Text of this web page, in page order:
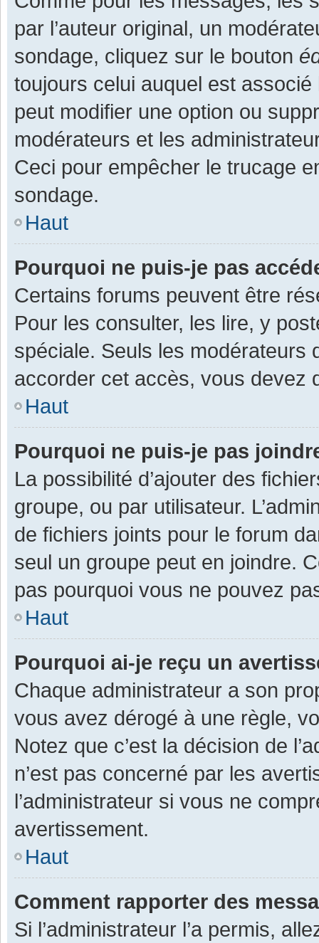
par l’auteur original, un
sondage, cliquez sur le bouton
toujours celui auquel est associé
peut modifier une option ou
modérateurs et les
Ceci pour empêcher le trucage
sondage.
Haut
Pourquoi ne puis-je pas
Certains forums peuvent être
Pour les consulter, les lire, y
spéciale. Seuls les modérateurs
accorder cet accès, vous devez
Haut
Pourquoi ne puis-je pas
La possibilité d’ajouter des
groupe, ou par utilisateur.
de fichiers joints pour le forum
seul un groupe peut en joindre.
pas pourquoi vous ne pouvez
Haut
Pourquoi ai-je reçu un
Chaque administrateur a son
vous avez dérogé à une règle,
Notez que c’est la décision de
n’est pas concerné par les
l’administrateur si vous ne
avertissement.
Haut
Comment rapporter des
Si l’administrateur l’a permis,